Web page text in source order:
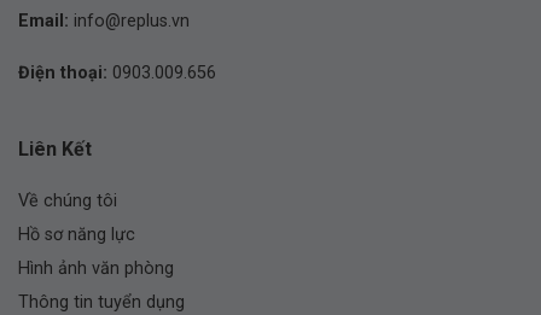
Email: info@replus.vn
Điện thoại: 0903.009.656
Liên Kết
Về chúng tôi
Hồ sơ năng lực
Hình ảnh văn phòng
Thông tin tuyển dụng